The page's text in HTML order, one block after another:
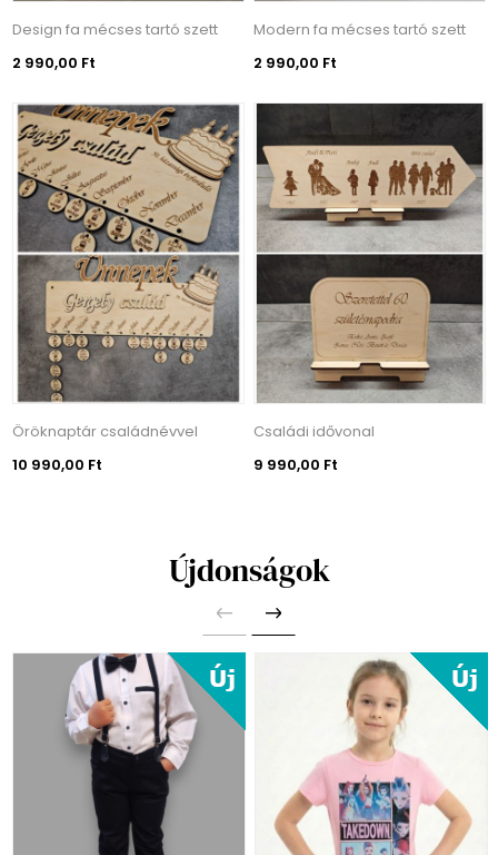
Design fa mécses tartó szett
2 990,00 Ft
Modern fa mécses tartó szett
2 990,00 Ft
Öröknaptár családnévvel
10 990,00 Ft
Családi idővonal
9 990,00 Ft
Újdonságok